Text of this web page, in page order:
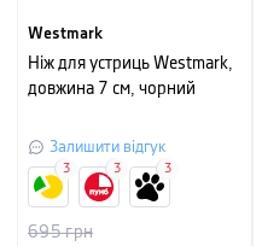
Westmark
Ніж для устриць Westmark,
довжина 7 см, чорний
Залишити відгук
695грн
3 3 3